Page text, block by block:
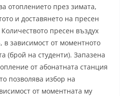
отоплението през зимата,
и доставянето на пресен
пресен въздух
в зависимост от моментното
(брой на студенти). Запазена
от абонатната станция
позволява избор на
от моментната му